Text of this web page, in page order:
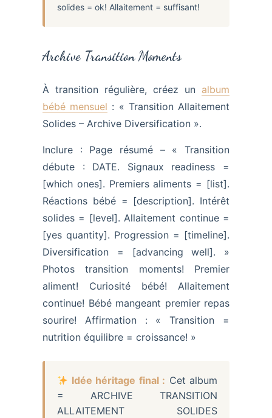
solides = ok! Allaitement = suffisant!
Archive Transition Moments
À transition régulière, créez un album
bébé mensuel : « Transition Allaitement
Solides – Archive Diversification ».
Inclure : Page résumé – « Transition
débute : DATE. Signaux readiness =
[which ones]. Premiers aliments = [list].
Réactions bébé = [description]. Intérêt
solides = [level]. Allaitement continue =
[yes quantity]. Progression = [timeline].
Diversification = [advancing well]. »
Photos transition moments! Premier
aliment! Curiosité bébé! Allaitement
continue! Bébé mangeant premier repas
sourire! Affirmation : « Transition =
nutrition équilibre = croissance! »
Idée héritage final : Cet album
= ARCHIVE TRANSITION
ALLAITEMENT SOLIDES